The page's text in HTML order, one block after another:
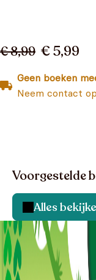
€ 8,99 € 5,99
Geen boeken
Neem contact
Voorgestelde
Alles